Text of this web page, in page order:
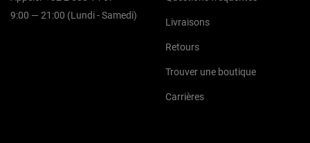
9:00 — 21:00 (Lundi - Samedi)
Livraisons
Retours
Trouver une boutique
Carrières